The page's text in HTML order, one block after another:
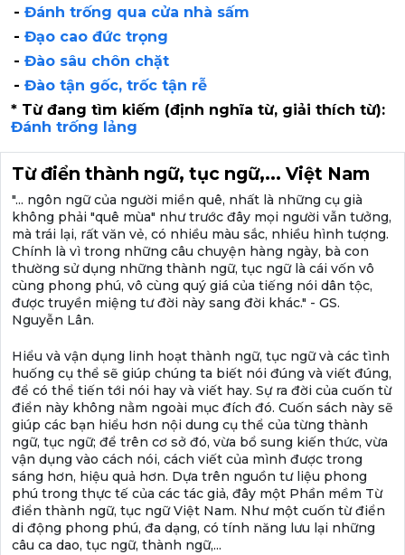
- Đánh trống qua cửa nhà sấm
- Đạo cao đức trọng
- Đào sâu chôn chặt
- Đào tận gốc, trốc tận rễ
* Từ đang tìm kiếm (định nghĩa từ, giải thích từ):
Đánh trống lảng
Từ điển thành ngữ, tục ngữ,... Việt Nam
"... ngôn ngữ của người miền quê, nhất là những cụ già
không phải "quê mùa" như trước đây mọi người vẫn tưởng,
mà trái lại, rất văn vẻ, có nhiều màu sắc, nhiều hình tượng.
Chính là vì trong những câu chuyện hàng ngày, bà con
thường sử dụng những thành ngữ, tục ngữ là cái vốn vô
cùng phong phú, vô cùng quý giá của tiếng nói dân tộc,
được truyền miệng tư đời này sang đời khác." - GS.
Nguyễn Lân.
Hiểu và vận dụng linh hoạt thành ngữ, tục ngữ và các tình
huống cụ thể sẽ giúp chúng ta biết nói đúng và viết đúng,
để có thể tiến tới nói hay và viết hay. Sự ra đời của cuốn từ
điển này không nằm ngoài mục đích đó. Cuốn sách này sẽ
giúp các bạn hiểu hơn nội dung cụ thể của từng thành
ngữ, tục ngữ; để trên cơ sở đó, vừa bổ sung kiến thức, vừa
vận dụng vào cách nói, cách viết của mình được trong
sáng hơn, hiệu quả hơn. Dựa trên nguồn tư liệu phong
phú trong thực tế của các tác giả, đây một Phần mềm Từ
điển thành ngữ, tục ngữ Việt Nam. Như một cuốn từ điển
di động phong phú, đa dạng, có tính năng lưu lại những
câu ca dao, tục ngữ, thành ngữ,...